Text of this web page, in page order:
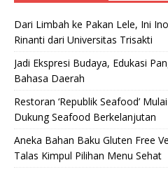
Dari Limbah ke Pakan Lele, Ini
Rinanti dari Universitas Trisakti
Jadi Ekspresi Budaya, Edukasi
Bahasa Daerah
Restoran ‘Republik Seafood’
Dukung Seafood Berkelanjutan
Aneka Bahan Baku Gluten Free
Talas Kimpul Pilihan Menu Sehat